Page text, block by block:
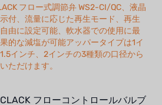
フロー式調節弁 WS2-CI/QC、液晶
付、流量に応じた再生モード、再生
由に設定可能、軟水器での使用に最
的な減塩が可能アッパータイプは1イ
インチ、2インチの3種類の口径から
ただけます。
フローコントロールバルブ